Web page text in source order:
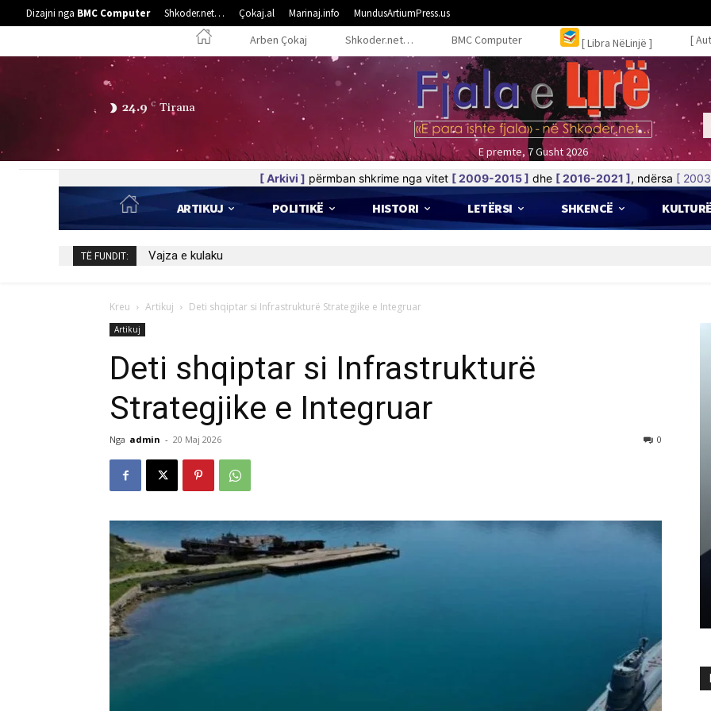
Dizajni nga BMC Computer Shkoder.net… Çokaj.al Marinaj.info MundusArtiumPress.us
Arben Çokaj Shkoder.net… BMC Computer [ Libra NëLinjë ] [
24.9 C Tirana
E premte, 7 Gusht 2026
[ Arkivi ] përmban shkrime nga vitet [ 2009-2015 ] dhe [ 2016-2021 ], ndërsa [
ARTIKUJ POLITIKË HISTORI LETËRSI SHKENCË KULTURË
TË FUNDIT: 5 poezi nga Elife Luzha
Kreu Artikuj Deti shqiptar si Infrastrukturë Strategjike e Integruar
Artikuj
Deti shqiptar si Infrastrukturë
Strategjike e Integruar
Nga admin - 20 Maj 2026 0